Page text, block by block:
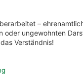
–
oder ungewohnten
Verständnis!